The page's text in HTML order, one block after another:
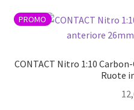
in
PROMO
CONTACT Nitro 1:10
Ruote